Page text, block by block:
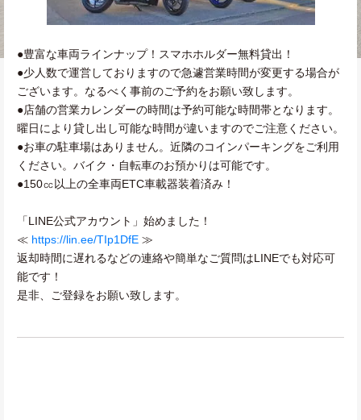
●豊富な車両ラインナップ！スマホホルダー無料貸出！
●少人数で運営しておりますので急遽営業時間が変更する場合が
ございます。なるべく事前のご予約をお願い致します。
●店舗の営業カレンダーの時間は予約可能な時間帯となります。
曜日により貸し出し可能な時間が違いますのでご注意ください。
●お車の駐車場はありません。近隣のコインパーキングをご利用
ください。バイク・自転車のお預かりは可能です。
●150㏄以上の全車両ETC車載器装着済み！
「LINE公式アカウント」始めました！
≪ https://lin.ee/TIp1DfE ≫
返却時間に遅れるなどの連絡や簡単なご質問はLINEでも対応可
能です！
是非、ご登録をお願い致します。